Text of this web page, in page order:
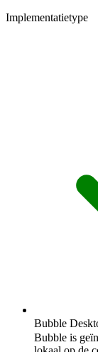
Implementatietype
Bubble
Bubble is